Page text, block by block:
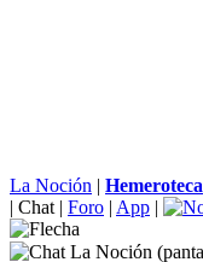
La Noción | Hemeroteca
| Chat | Foro | App |